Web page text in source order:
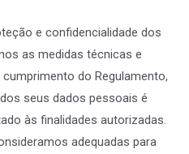
e confidencialidade dos
as medidas técnicas e
do Regulamento,
seus dados pessoais é
às finalidades autorizadas.
adequadas para